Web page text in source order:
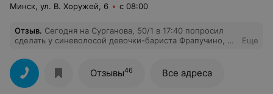
Минск, ул. В. Хоружей, 6 с 08:00
Отзыв. Сегодня на Сурганова, 50/1 в 17:40 попросил
сделать у синеволосой девочки-бариста Фрапучино, а
«почему вы сделали капучино? я просил ведь
фрапучино» меня проигнорировали и только через
минуту-две она отложила свой телефон и ответила,
что фрапучино у них закончился и дальше продолжила
Еще
Отзывы46 Все адреса